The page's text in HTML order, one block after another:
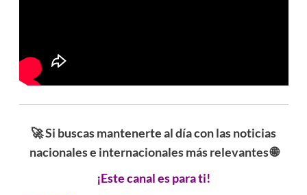
🚀 Si buscas mantenerte al día con las noticias
nacionales e internacionales más relevantes 🌐
¡Este canal es para ti!